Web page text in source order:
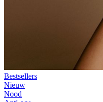
Bestsellers
Nieuw
Nood